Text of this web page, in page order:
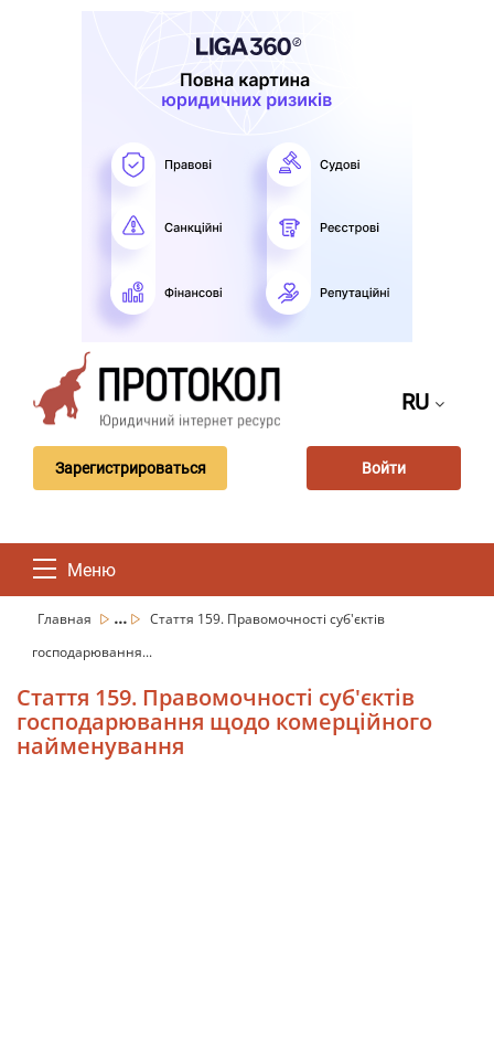
RU
Зарегистрироваться Войти
Меню
Главная ...
Стаття 159. Правомочності суб'єктів
господарювання...
Стаття 159. Правомочності суб'єктів
господарювання щодо комерційного
найменування